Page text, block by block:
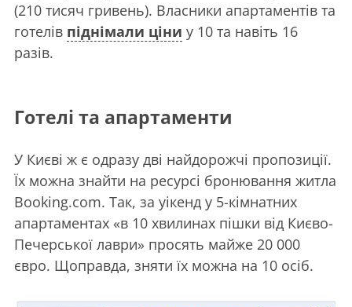
(210 тисяч гривень). Власники апартаментів та
готелів піднімали ціни у 10 та навіть 16
разів.
Готелі та апартаменти
У Києві ж є одразу дві найдорожчі пропозиції.
Їх можна знайти на ресурсі бронювання житла
Booking.com. Так, за уікенд у 5-кімнатних
апартаментах «в 10 хвилинах пішки від Києво-
Печерської лаври» просять майже 20 000
євро. Щоправда, зняти їх можна на 10 осіб.